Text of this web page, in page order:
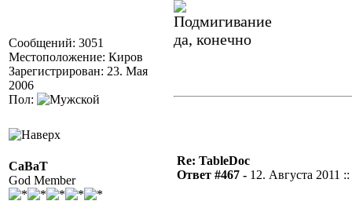
Сообщений: 3051
Местоположение: Киров
Зарегистрирован: 23. Мая
2006
Пол:
да, конечно
CaBaT
God Member
Re: TableDoc
Ответ #467 - 12. Августа 2011